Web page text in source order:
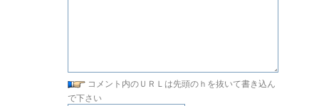
コメント内のＵＲＬは先頭のｈを抜いて書き込ん
で下さい